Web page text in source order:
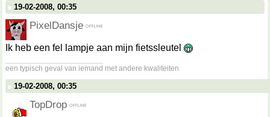
19-02-2008, 00:35
PixelDansje
Ik heb een fel lampje aan mijn fietssleutel
een typisch geval van iemand met andere kwaliteiten
19-02-2008, 00:35
TopDrop